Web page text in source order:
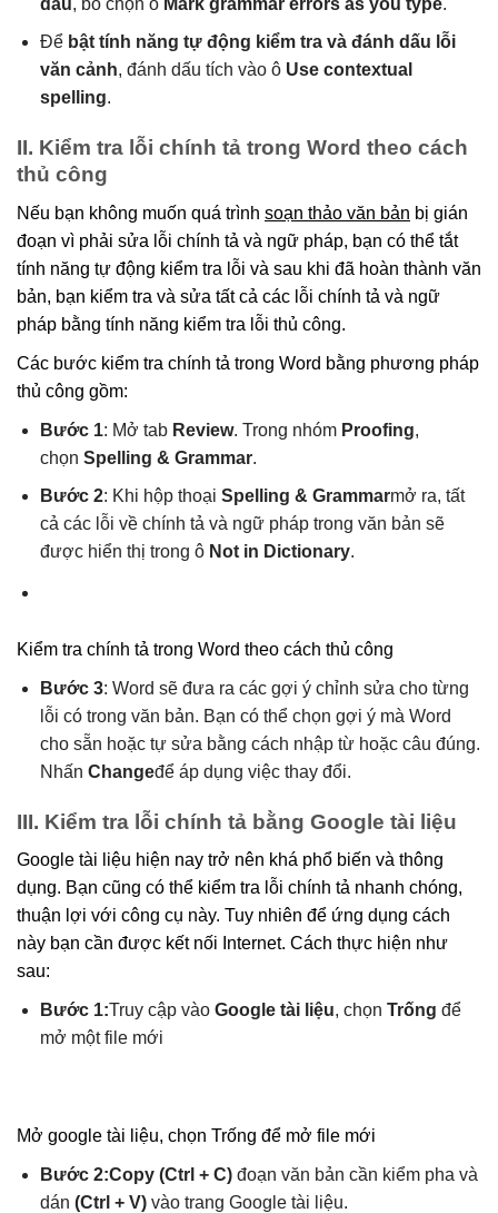
Để bật tính năng tự động kiểm tra và đánh dấu lỗi
văn cảnh, đánh dấu tích vào ô Use contextual
spelling.
II. Kiểm tra lỗi chính tả trong Word theo cách
thủ công
Nếu bạn không muốn quá trình soạn thảo văn bản bị gián
đoạn vì phải sửa lỗi chính tả và ngữ pháp, bạn có thể tắt
tính năng tự động kiểm tra lỗi và sau khi đã hoàn thành văn
bản, bạn kiểm tra và sửa tất cả các lỗi chính tả và ngữ
pháp bằng tính năng kiểm tra lỗi thủ công.
Các bước kiểm tra chính tả trong Word bằng phương pháp
thủ công gồm:
Bước 1: Mở tab Review. Trong nhóm Proofing,
chọn Spelling & Grammar.
Bước 2: Khi hộp thoại Spelling & Grammarmở ra, tất
cả các lỗi về chính tả và ngữ pháp trong văn bản sẽ
được hiển thị trong ô Not in Dictionary.
Kiểm tra chính tả trong Word theo cách thủ công
Bước 3: Word sẽ đưa ra các gợi ý chỉnh sửa cho từng
lỗi có trong văn bản. Bạn có thể chọn gợi ý mà Word
cho sẵn hoặc tự sửa bằng cách nhập từ hoặc câu đúng.
Nhấn Changeđể áp dụng việc thay đổi.
III. Kiểm tra lỗi chính tả bằng Google tài liệu
Google tài liệu hiện nay trở nên khá phổ biến và thông
dụng. Bạn cũng có thể kiểm tra lỗi chính tả nhanh chóng,
thuận lợi với công cụ này. Tuy nhiên để ứng dụng cách
này bạn cần được kết nối Internet. Cách thực hiện như
sau:
Bước 1:Truy cập vào Google tài liệu, chọn Trống để
mở một file mới
Mở google tài liệu, chọn Trống để mở file mới
Bước 2:Copy (Ctrl + C)đoạn văn bản cần kiểm pha và
dán (Ctrl + V)vào trang Google tài liệu.